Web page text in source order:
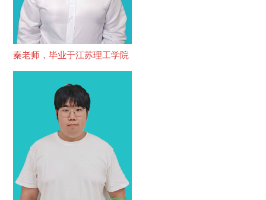
秦老师，毕业于江苏理工学院